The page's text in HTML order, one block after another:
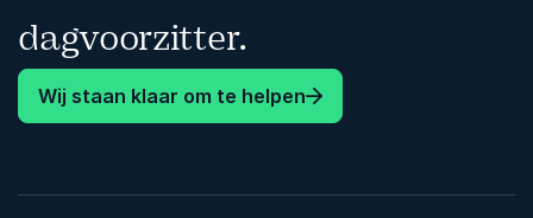
dagvoorzitter.
Wij staan klaar om te helpen